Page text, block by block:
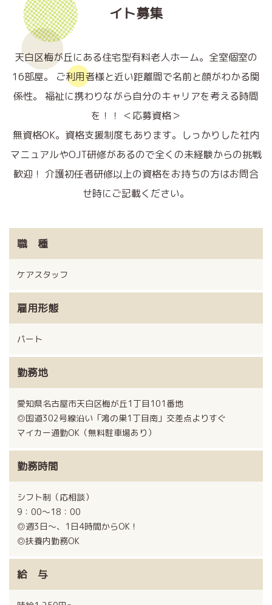
イト募集
天白区梅が丘にある住宅型有料老人ホーム。全室個室の
16部屋。
ご利用者様と近い距離間で名前と顔がわかる関
係性。
福祉に携わりながら自分のキャリアを考える時間
を！！ ＜応募資格＞
無資格OK。資格支援制度もあります。 しっかりした社内
マニュアルやOJT研修があるので全くの未経験からの挑戦
歓迎！ 介護初任者研修以上の資格をお持ちの方はお問合
せ時にご記載ください。
職 種
ケアスタッフ
雇用形態
パート
勤務地
愛知県名古屋市天白区梅が丘1丁目101番地
◎国道302号線沿い「鴻の巣1丁目南」交差点よりすぐ
マイカー通勤OK（無料駐車場あり）
勤務時間
シフト制（応相談）
9：00〜18：00
◎週3日～、1日4時間からOK！
◎扶養内勤務OK
給 与